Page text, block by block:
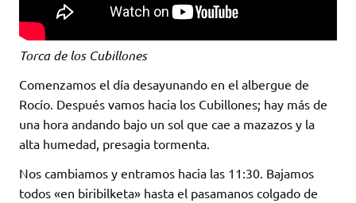
Torca de los Cubillones
Comenzamos el día desayunando en el albergue de
Rocío. Después vamos hacia los Cubillones; hay más de
una hora andando bajo un sol que cae a mazazos y la
alta humedad, presagia tormenta.
Nos cambiamos y entramos hacia las 11:30. Bajamos
todos «en biribilketa» hasta el pasamanos colgado de